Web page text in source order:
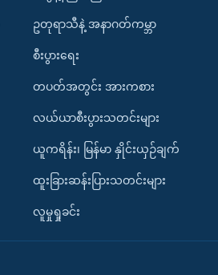
ဥတုရာသီနဲ့ အနာဂတ်ကမ္ဘာ
စီးပွားရေး
တပတ်အတွင်း အားကစား
လယ်ယာစီးပွားသတင်းများ
ယူကရိန်း၊ မြန်မာ နှိုင်းယှဉ်ချက်
ထူးခြားဆန်းပြားသတင်းများ
လူမှုရှုခင်း